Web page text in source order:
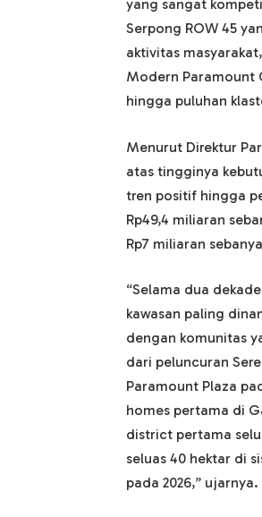
yang sangat
Serpong ROW 45
aktivitas
Modern Paramount
hingga puluhan
Menurut Direktur
atas tingginya
tren positif hingga
Rp49,4 miliaran
Rp7 miliaran
“Selama dua
kawasan paling
dengan komunitas
dari peluncuran
Paramount Plaza
homes pertama di
district pertama
seluas 40 hektar di
pada 2026,” ujarnya.